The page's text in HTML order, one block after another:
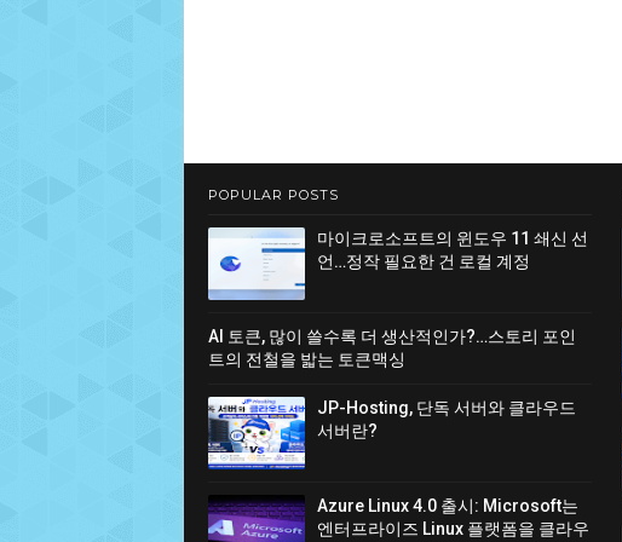
POPULAR POSTS
마이크로소프트의 윈도우 11 쇄신 선
언…정작 필요한 건 로컬 계정
AI 토큰, 많이 쓸수록 더 생산적인가?…스토리 포인
트의 전철을 밟는 토큰맥싱
JP-Hosting, 단독 서버와 클라우드
서버란?
Azure Linux 4.0 출시: Microsoft는
엔터프라이즈 Linux 플랫폼을 클라우